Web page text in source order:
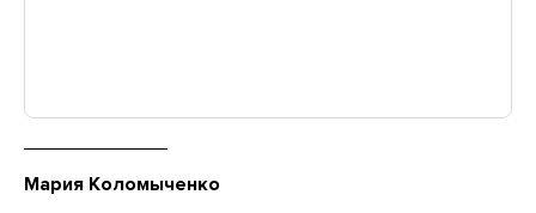
Мария Коломыченко